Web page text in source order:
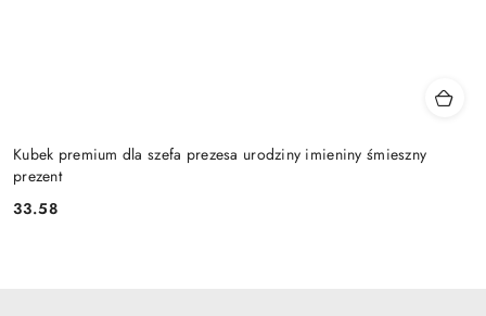
Kubek premium dla szefa prezesa urodziny imieniny śmieszny
prezent
Cena:
33.58